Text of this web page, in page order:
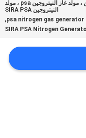
مصنع النيتروجين ، مولد غاز النيتروجين psa ، مولد
النيتروجين SIRA PSA
psa nitrogen gas generator
,
SIRA PSA Nitrogen